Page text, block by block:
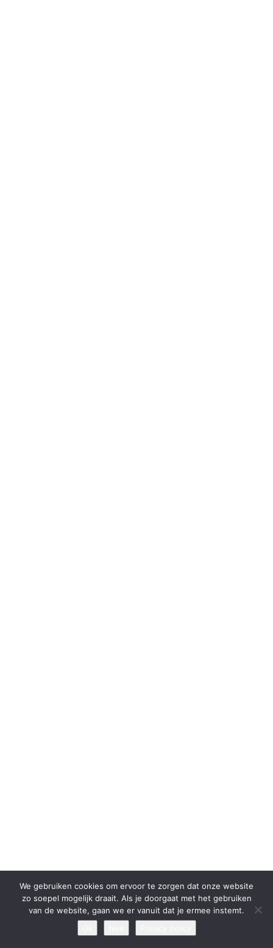
We gebruiken cookies om ervoor te zorgen dat onze website
zo soepel mogelijk draait. Als je doorgaat met het gebruiken
van de website, gaan we er vanuit dat je ermee instemt.